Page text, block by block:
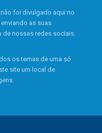
foi divulgado aqui no
as suas
de nossas redes sociais.
os temas de uma só
site um local de